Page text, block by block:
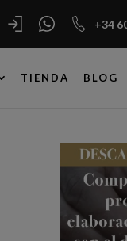
+34
TIENDA BLOG